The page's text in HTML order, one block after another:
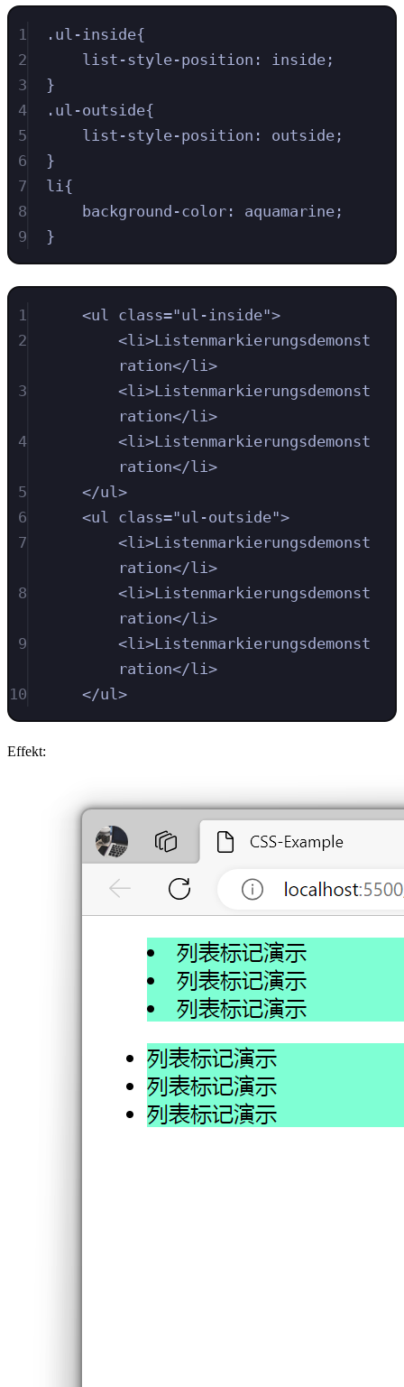
1 . ul-inside{
2
list-style-position : inside ;
3
}
4
. ul-outside{
5
list-style-position : outside ;
6
}
7
li {
8
background-color : aquamarine ;
9
}
1 <ul class="ul-inside">
2
<li>Listenmarkierungsdemonst
ration</li>
3
<li>Listenmarkierungsdemonst
ration</li>
4
<li>Listenmarkierungsdemonst
ration</li>
5
</ul>
6
<ul class="ul-outside">
7
<li>Listenmarkierungsdemonst
ration</li>
8
<li>Listenmarkierungsdemonst
ration</li>
9
<li>Listenmarkierungsdemonst
ration</li>
10
</ul>
Effekt: